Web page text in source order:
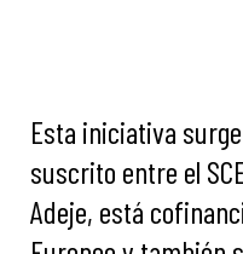
Esta iniciativa
suscrito entre el
Adeje, está